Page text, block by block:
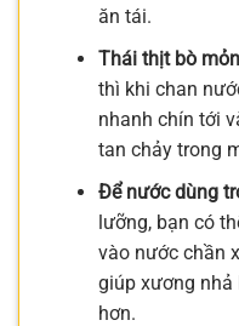
ăn tái.
Thái thịt bò
thì khi chan
nhanh chín tới
tan chảy trong
Để nước dùng
lưỡng, bạn có
vào nước chần
giúp xương nhả
hơn.